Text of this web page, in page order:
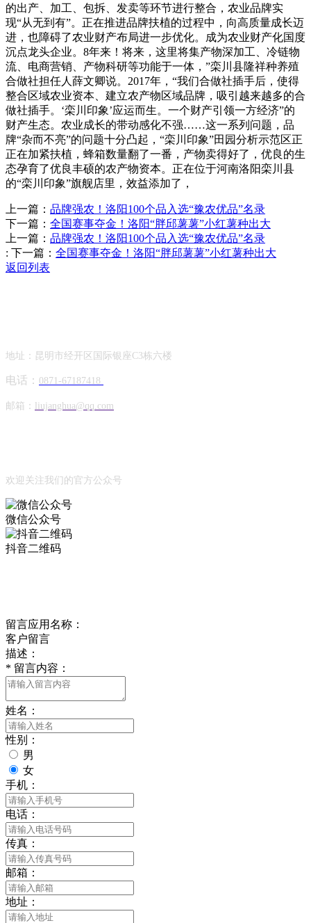
的出产、加工、包拆、发卖等环节进行整合，农业品牌实
现“从无到有”。正在推进品牌扶植的过程中，向高质量成长迈
进，也障碍了农业财产布局进一步优化。成为农业财产化国度
沉点龙头企业。8年来！将来，这里将集产物深加工、冷链物
流、电商营销、产物科研等功能于一体，”栾川县隆祥种养殖
合做社担任人薛文卿说。2017年，“我们合做社插手后，使得
整合区域农业资本、建立农产物区域品牌，吸引越来越多的合
做社插手。‘栾川印象’应运而生。一个财产引领一方经济”的
财产生态。农业成长的带动感化不强……这一系列问题，品
牌“杂而不亮”的问题十分凸起，“栾川印象”田园分析示范区正
正在加紧扶植，蜂箱数量翻了一番，产物卖得好了，优良的生
态孕育了优良丰硕的农产物资本。正在位于河南洛阳栾川县
的“栾川印象”旗舰店里，效益添加了，
上一篇： 品牌强农！洛阳100个品入选“豫农优品”名录
下一篇： 全国赛事夺金！洛阳“胖邱薯薯”小红薯种出大
上一篇： 品牌强农！洛阳100个品入选“豫农优品”名录
: 下一篇： 全国赛事夺金！洛阳“胖邱薯薯”小红薯种出大
返回列表
地址：昆明市经开区国际银座C3栋六楼
电话： 0871-67187418
邮箱： liujanghua@qq.com
欢迎关注我们的官方公众号
微信公众号
抖音二维码
留言应用名称：
客户留言
描述：
* 留言内容：
姓名：
性别：
男
女
手机：
电话：
传真：
邮箱：
地址：